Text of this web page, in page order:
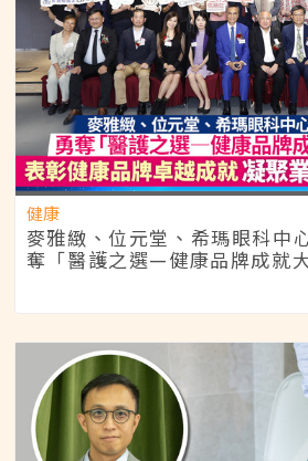
健康
麥雅緻、位元堂、希瑪眼科中
奪「醫護之選—健康品牌成就